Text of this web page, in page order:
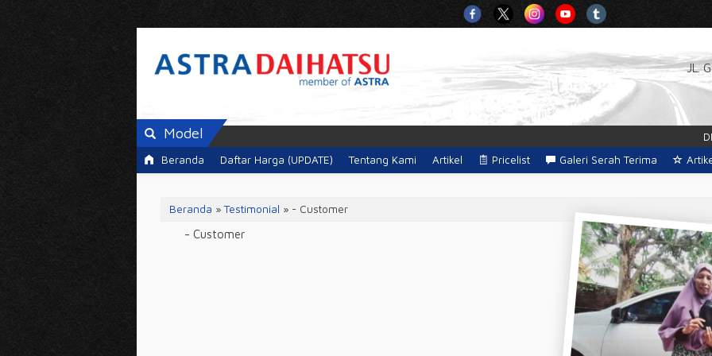
JL.
Model
Beranda Daftar Harga (UPDATE) Tentang Kami Artikel Pricelist Galeri Serah Terima
Beranda »Testimonial » - Customer
- Customer